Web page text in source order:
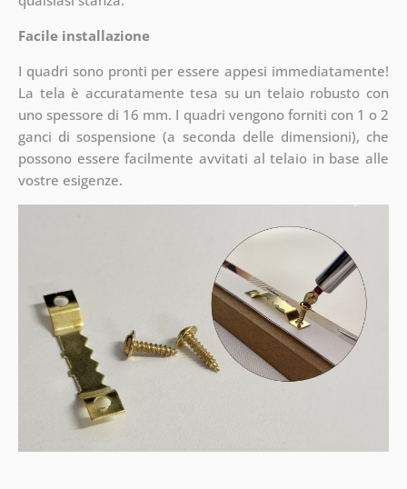
Facile installazione
I quadri sono pronti per essere appesi immediatamente!
La tela è accuratamente tesa su un telaio robusto con
uno spessore di 16 mm. I quadri vengono forniti con 1 o 2
ganci di sospensione (a seconda delle dimensioni), che
possono essere facilmente avvitati al telaio in base alle
vostre esigenze.